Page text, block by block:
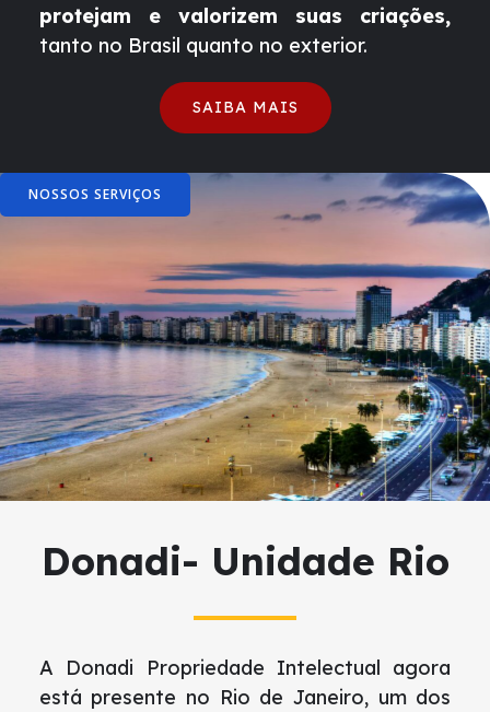
protejam e valorizem suas criações,
tanto no Brasil quanto no exterior.
SAIBA MAIS
Donadi- Unidade Rio
A Donadi Propriedade Intelectual agora
está presente no Rio de Janeiro, um dos
NOSSOS SERVIÇOS